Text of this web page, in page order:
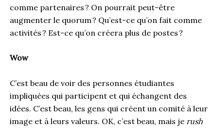
comme partenaires ? On pourrait peut-être
augmenter le quorum ? Qu’est-ce qu’on fait comme
activités ? Est-ce qu’on créera plus de postes ?
Wow
C’est beau de voir des personnes étudiantes
impliquées qui participent et qui échangent des
idées. C’est beau, les gens qui créent un comité à leur
image et à leurs valeurs. OK, c’est beau, mais je rush